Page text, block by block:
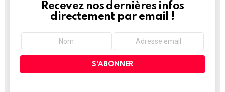
NEWSLETTER
Recevez nos dernières infos
directement par email !